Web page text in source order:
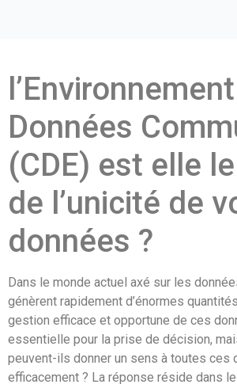
Données
(CDE) est elle
de l’unicité de
données ?
Dans le monde actuel axé sur les
génèrent rapidement d’énormes
gestion efficace et opportune de ces
essentielle pour la prise de décision,
peuvent-ils donner un sens à toutes ces
efficacement ? La réponse réside dans